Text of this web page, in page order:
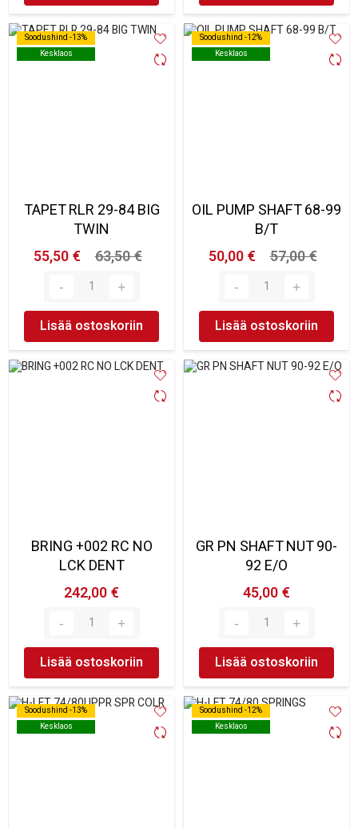
Soodushind -13%
Kesklaos
Soodushind -13%
Kesklaos
TAPET RLR 29-84 BIG
TWIN
55,50 €
63,50 €
Lisää ostoskoriin
Soodushind -12%
Kesklaos
Soodushind -12%
Kesklaos
OIL PUMP SHAFT 68-99
B/T
50,00 €
57,00 €
Lisää ostoskoriin
BRING +002 RC NO
LCK DENT
242,00 €
Lisää ostoskoriin
GR PN SHAFT NUT 90-
92 E/O
45,00 €
Lisää ostoskoriin
Soodushind -13%
Kesklaos
Soodushind -13%
Kesklaos
Soodushind -12%
Kesklaos
Soodushind -12%
Kesklaos